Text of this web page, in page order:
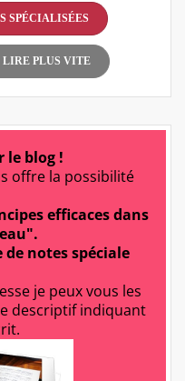
SPÉCIALISÉES
LIRE PLUS VITE